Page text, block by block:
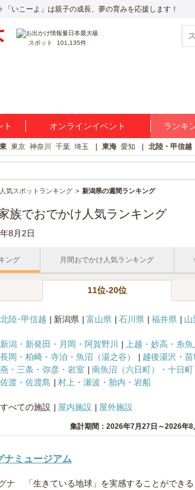
いこーよ」は親子の成長、夢の育みを応援します！
スポット 101,135件
ト オンラインイベント ランキ
東京 神奈川 千葉 埼玉 東海 愛知 北陸・甲信越
気スポットランキング 新潟県の週間ランキング
族でおでかけ人気ランキング
8月2日
ング 月間おでかけ人気ランキング
11位-20位
北陸･甲信越 新潟県 富山県 石川県 福井県 山
新潟・新発田・月岡・阿賀野川
上越・妙高・糸魚
長岡・柏崎・寺泊・魚沼（湯之谷）
越後湯沢・苗
燕・三条・弥彦・岩室
南魚沼（六日町）・十日
佐渡・佐渡島
村上・瀬波・胎内・岩船
すべての施設 屋内施設 屋外施設
集計期間：2026年7月27日～2026年8
ナミュージアム
「生きている地球」を実感することができ